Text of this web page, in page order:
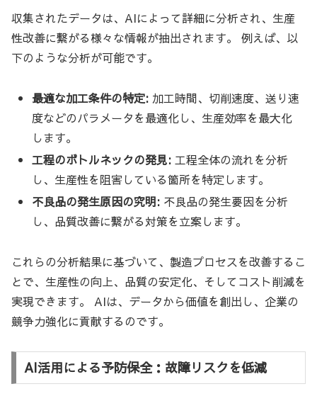
収集されたデータは、AIによって詳細に分析され、生産
性改善に繋がる様々な情報が抽出されます。 例えば、以
下のような分析が可能です。
最適な加工条件の特定: 加工時間、切削速度、送り速
度などのパラメータを最適化し、生産効率を最大化
します。
工程のボトルネックの発見: 工程全体の流れを分析
し、生産性を阻害している箇所を特定します。
不良品の発生原因の究明: 不良品の発生要因を分析
し、品質改善に繋がる対策を立案します。
これらの分析結果に基づいて、製造プロセスを改善するこ
とで、生産性の向上、品質の安定化、そしてコスト削減を
実現できます。 AIは、データから価値を創出し、企業の
競争力強化に貢献するのです。
AI活用による予防保全：故障リスクを低減